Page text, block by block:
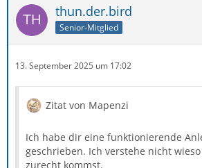
thun.der.bird
Senior-Mitglied
13. September 2025 um 17:02
Zitat von Mapenzi
Ich habe dir eine funktionierende
geschrieben. Ich verstehe nicht
zurecht kommst.